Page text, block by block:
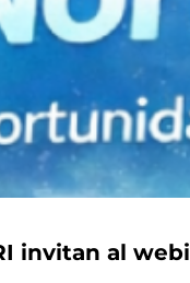
invitan al